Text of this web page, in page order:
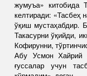
жумуъа» китобида
келтиради: «Тасбеҳ
ўқиш мустаҳабдир.
Такасурни ўқийди,
Кофирунни,
Абу Усмон Хайрий
ғуссалар учун